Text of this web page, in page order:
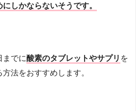
しかならないそうです。
までに酸素のタブレットやサプリ を
法をおすすめします。